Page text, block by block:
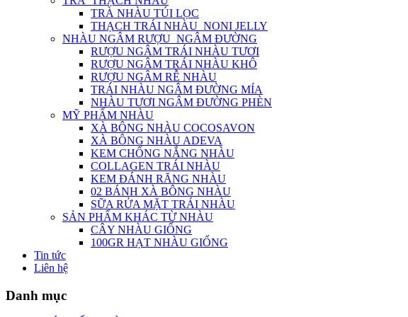
TRÀ NHÀU TÚI LỌC
THẠCH TRÁI NHÀU_NONI JELLY
NHÀU NGÂM RƯỢU_NGÂM ĐƯỜNG
RƯỢU NGÂM TRÁI NHÀU TƯƠI
RƯỢU NGÂM TRÁI NHÀU KHÔ
RƯỢU NGÂM RỄ NHÀU
TRÁI NHÀU NGÂM ĐƯỜNG MÍA
NHÀU TƯƠI NGÂM ĐƯỜNG PHÈN
MỸ PHẨM NHÀU
XÀ BÔNG NHÀU COCOSAVON
XÀ BÔNG NHÀU ADEVA
KEM CHỐNG NẮNG NHÀU
COLLAGEN TRÁI NHÀU
KEM ĐÁNH RĂNG NHÀU
02 BÁNH XÀ BÔNG NHÀU
SỮA RỬA MẶT TRÁI NHÀU
SẢN PHẨM KHÁC TỪ NHÀU
CÂY NHÀU GIỐNG
100GR HẠT NHÀU GIỐNG
Tin tức
Liên hệ
Danh mục